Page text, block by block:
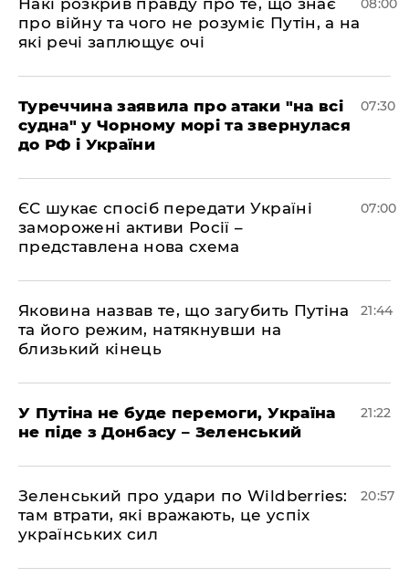
Накі розкрив правду про те, що знає
про війну та чого не розуміє Путін, а на
які речі заплющує очі
08:00
Туреччина заявила про атаки "на всі
судна" у Чорному морі та звернулася
до РФ і України
07:30
ЄС шукає спосіб передати Україні
заморожені активи Росії –
представлена ​​нова схема
07:00
Яковина назвав те, що загубить Путіна
та його режим, натякнувши на
близький кінець
21:44
У Путіна не буде перемоги, Україна
не піде з Донбасу – Зеленський
21:22
Зеленський про удари по Wildberries:
там втрати, які вражають, це успіх
українських сил
20:57